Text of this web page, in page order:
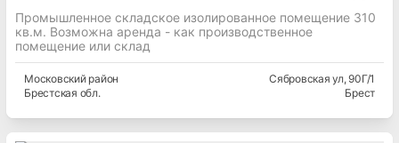
Промышленное складское изолированное помещение 310
кв.м. Возможна аренда - как производственное
помещение или склад
Московскийрайон
Брестская обл.
Сябровская ул, 90Г/1
Брест